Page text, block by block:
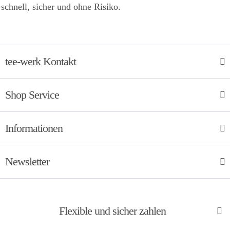
schnell, sicher und ohne Risiko.
tee-werk Kontakt
Shop Service
Informationen
Newsletter
Flexible und sicher zahlen